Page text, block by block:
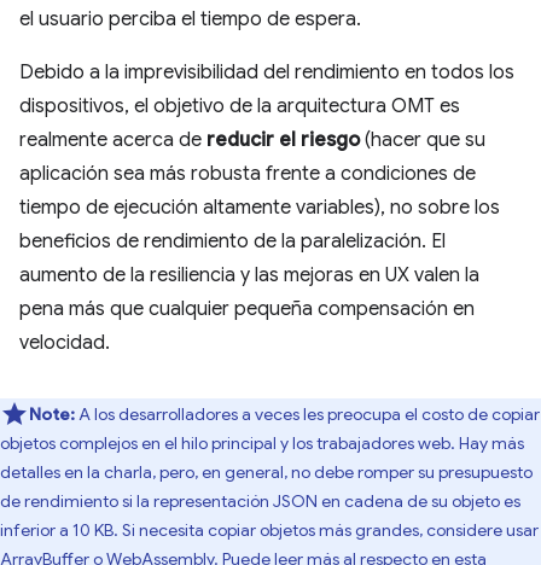
el usuario perciba el tiempo de espera.
Debido a la imprevisibilidad del rendimiento en todos los
dispositivos, el objetivo de la arquitectura OMT es
realmente acerca de reducir el riesgo(hacer que su
aplicación sea más robusta frente a condiciones de
tiempo de ejecución altamente variables), no sobre los
beneficios de rendimiento de la paralelización. El
aumento de la resiliencia y las mejoras en UX valen la
pena más que cualquier pequeña compensación en
velocidad.
Note:A los desarrolladores a veces les preocupa el costo de copiar
objetos complejos en el hilo principal y los trabajadores web. Hay más
detalles en la charla, pero, en general, no debe romper su presupuesto
de rendimiento si la representación JSON en cadena de su objeto es
inferior a 10 KB. Si necesita copiar objetos más grandes, considere usar
ArrayBufferoWebAssembly. Puede leer más al respecto en esta